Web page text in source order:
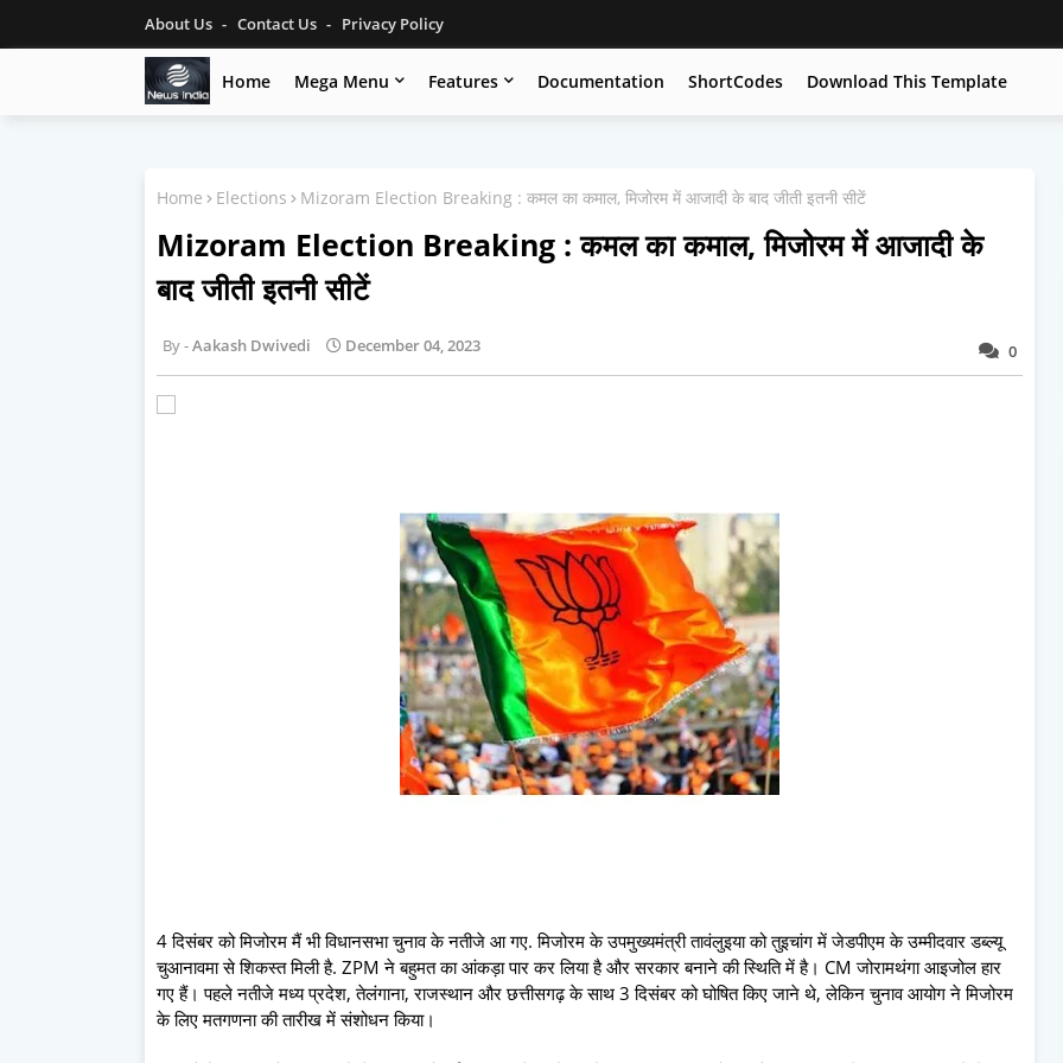
About Us Contact Us Privacy Policy
Home Mega Menu Features Documentation ShortCodes Download This Template
Home Elections Mizoram Election Breaking : कमल का कमाल, मिजोरम में आजादी के बाद जीती इतनी सीटें
Mizoram Election Breaking : कमल का कमाल, मिजोरम में आजादी के
बाद जीती इतनी सीटें
0
Aakash Dwivedi December 04, 2023
4 दिसंबर को मिजोरम मैं भी विधानसभा चुनाव के नतीजे आ गए. मिजोरम के उपमुख्यमंत्री तावंलुइया को तुइचांग में जेडपीएम के उम्मीदवार डब्ल्यू
चुआनावमा से शिकस्त मिली है. ZPM ने बहुमत का आंकड़ा पार कर लिया है और सरकार बनाने की स्थिति में है। CM जोरामथंगा आइजोल हार
गए हैं। पहले नतीजे मध्य प्रदेश, तेलंगाना, राजस्थान और छत्तीसगढ़ के साथ 3 दिसंबर को घोषित किए जाने थे, लेकिन चुनाव आयोग ने मिजोरम
के लिए मतगणना की तारीख में संशोधन किया।